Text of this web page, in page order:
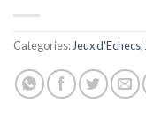
Categories: Jeux d'Echecs,